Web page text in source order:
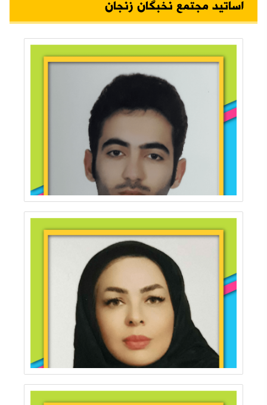
اساتید مجتمع نخبگان زنجان